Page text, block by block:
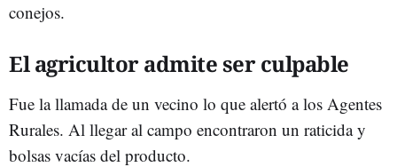
conejos.
El agricultor admite ser culpable
Fue la llamada de un vecino lo que alertó a los Agentes
Rurales. Al llegar al campo encontraron un raticida y
bolsas vacías del producto.